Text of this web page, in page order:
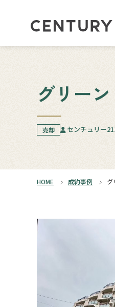
グリー
売却 センチュリー
HOME 成約事例 グ